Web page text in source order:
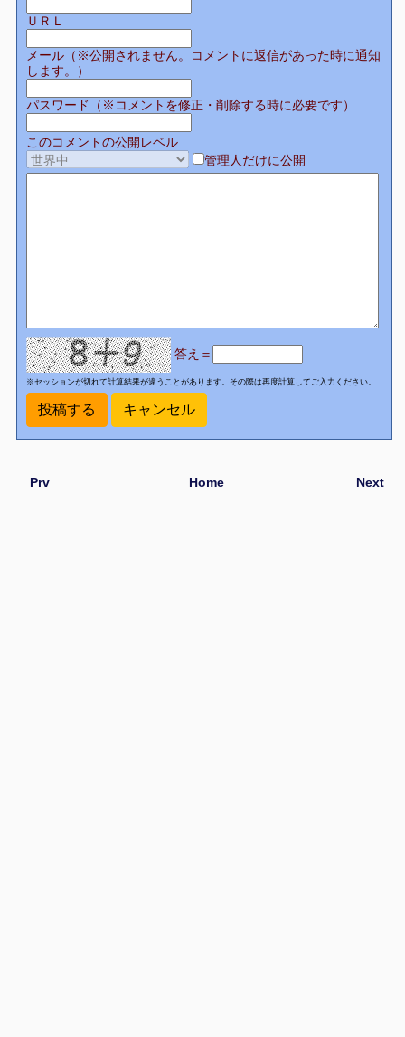
ＵＲＬ
メール（※公開されません。コメントに返信があった時に通知
します。）
パスワード（※コメントを修正・削除する時に必要です）
このコメントの公開レベル
管理人だけに公開
答え＝
※セッションが切れて計算結果が違うことがあります。その際は再度計算してご入力ください。
Prv Next
Home